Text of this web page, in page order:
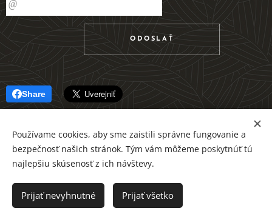
ODOSLAŤ
Share
2026
Ing. Lucia Tóthová - Lucia Fotografia
Používame cookies, aby sme zaistili správne fungovanie a
bezpečnosť našich stránok. Tým vám môžeme poskytnúť tú
najlepšiu skúsenosť z ich návštevy.
Prijať nevyhnutné Prijať všetko